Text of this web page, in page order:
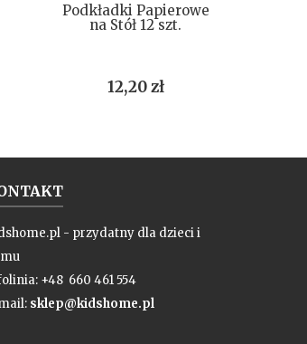
Podkładki Papierowe
na Stół 12 szt.
Cena
12,20 zł
- przydatny dla dzieci i
+48 660 461 554
sklep@kidshome.pl